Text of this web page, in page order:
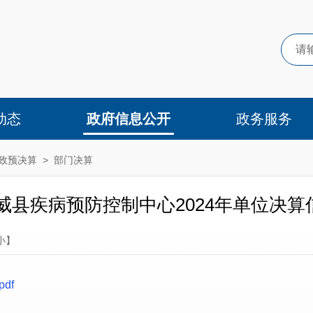
态 政府信息公开 政务服务
预决算 > 部门决算
县疾病预防控制中心2024年单位决算
】